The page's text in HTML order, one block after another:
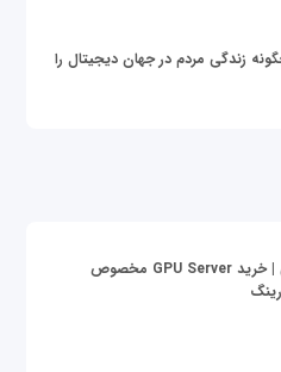
زندگی مردم در جهان دیجیتال را
قیمت سرور گرافیکی | خرید GPU Server مخصوص